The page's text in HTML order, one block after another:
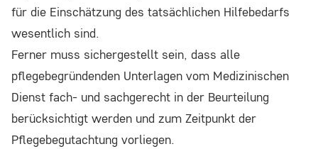
für die Einschätzung des tatsächlichen Hilfebedarfs
wesentlich sind.
Ferner muss sichergestellt sein, dass alle
pflegebegründenden Unterlagen vom Medizinischen
Dienst fach- und sachgerecht in der Beurteilung
berücksichtigt werden und zum Zeitpunkt der
Pflegebegutachtung vorliegen.